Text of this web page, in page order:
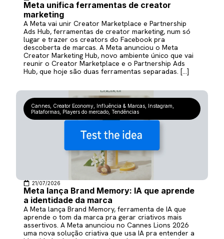
Meta unifica ferramentas de creator
marketing
A Meta vai unir Creator Marketplace e Partnership
Ads Hub, ferramentas de creator marketing, num só
lugar e trazer os creators do Facebook pra
descoberta de marcas. A Meta anunciou o Meta
Creator Marketing Hub, novo ambiente único que vai
reunir o Creator Marketplace e o Partnership Ads
Hub, que hoje são duas ferramentas separadas. […]
Cannes Creator Economy Influência & Marcas Instagram
Plataformas Players do mercado ,Tendências
21/07/2026
Meta lança Brand Memory: IA que aprende
a identidade da marca
A Meta lança Brand Memory, ferramenta de IA que
aprende o tom da marca pra gerar criativos mais
assertivos. A Meta anunciou no Cannes Lions 2026
uma nova solução criativa que usa IA pra entender a